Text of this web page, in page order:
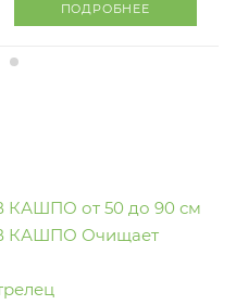
ПОДРОБНЕЕ
от 50 до 90 см
Очищает